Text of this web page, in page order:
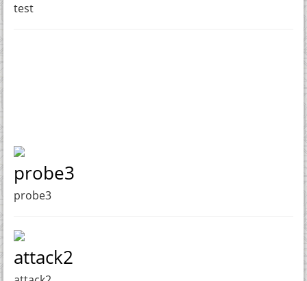
test
probe3
probe3
attack2